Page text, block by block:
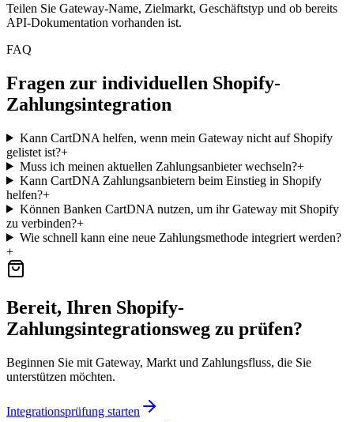
Teilen Sie Gateway-Name, Zielmarkt, Geschäftstyp und ob bereits
API-Dokumentation vorhanden ist.
FAQ
Fragen zur individuellen Shopify-
Zahlungsintegration
Kann CartDNA helfen, wenn mein Gateway nicht auf Shopify
gelistet ist?+
Muss ich meinen aktuellen Zahlungsanbieter wechseln?+
Kann CartDNA Zahlungsanbietern beim Einstieg in Shopify
helfen?+
Können Banken CartDNA nutzen, um ihr Gateway mit Shopify
zu verbinden?+
Wie schnell kann eine neue Zahlungsmethode integriert werden?
+
Bereit, Ihren Shopify-
Zahlungsintegrationsweg zu prüfen?
Beginnen Sie mit Gateway, Markt und Zahlungsfluss, die Sie
unterstützen möchten.
Integrationsprüfung starten